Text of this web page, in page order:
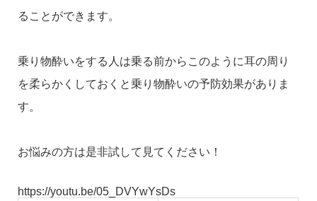
ることができます。
乗り物酔いをする人は乗る前からこのように耳の周り
を柔らかくしておくと乗り物酔いの予防効果がありま
す。
お悩みの方は是非試して見てください！
https://youtu.be/05_DVYwYsDs